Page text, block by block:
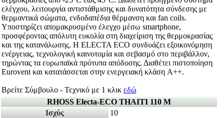
ελέγχου, λειτουργία αντιστάθμισης και δυνατότητα σύνδεσης με
θερμαντικά σώματα, ενδοδαπέδια θέρμανση και fan coils.
Υποστηρίζει απομακρυσμένο έλεγχο μέσω smartphone,
προσφέροντας απόλυτη ευκολία στη διαχείριση της θερμοκρασίας
και της κατανάλωσης. Η ELECTA ECO συνδυάζει εξοικονόμηση
ενέργειας, τεχνολογική καινοτομία και σεβασμό στο περιβάλλον,
τηρώντας τα ευρωπαϊκά πρότυπα απόδοσης. Διαθέτει πιστοποίηση
Eurovent και κατατάσσεται στην ενεργειακή κλάση A++.
Βρείτε Σύμβουλο - Τεχνικό με 1 κλικ εδώ
RHOSS Electa-ECO THAITI 110 M
Ισχύς
10